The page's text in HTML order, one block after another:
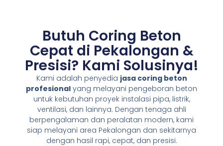
Butuh Coring Beton
Cepat di Pekalongan &
Presisi? Kami Solusinya!
Kami adalah penyedia jasa coring beton
profesional yang melayani pengeboran beton
untuk kebutuhan proyek instalasi pipa, listrik,
ventilasi, dan lainnya. Dengan tenaga ahli
berpengalaman dan peralatan modern, kami
siap melayani area Pekalongan dan sekitarnya
dengan hasil rapi, cepat, dan presisi.